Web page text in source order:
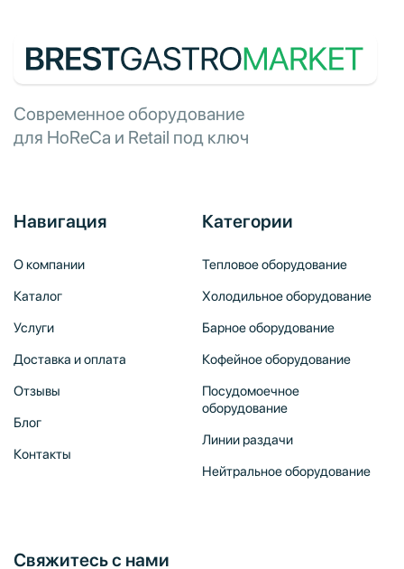
Современное оборудование
для HoReCa и Retail под ключ
Навигация
О компании
Каталог
Услуги
Доставка и оплата
Отзывы
Блог
Контакты
Категории
Тепловое оборудование
Холодильное оборудование
Барное оборудование
Кофейное оборудование
Посудомоечное
оборудование
Линии раздачи
Нейтральное оборудование
Свяжитесь с нами